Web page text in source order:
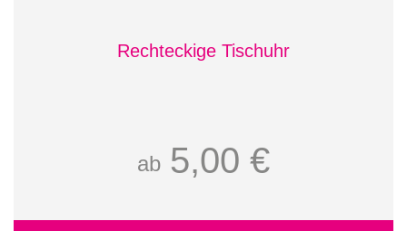
Rechteckige Tischuhr
ab 5,00 €